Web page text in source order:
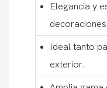
Elegancia y
Ideal tanto
exterior.